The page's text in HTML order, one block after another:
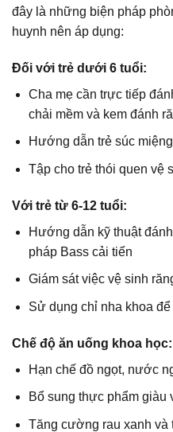
đây là những biện pháp
huynh nên áp dụng:
Đối với trẻ dưới 6 tuổi:
Cha mẹ cần trực tiếp
chải mềm và kem đánh
Hướng dẫn trẻ súc
Tập cho trẻ thói quen vệ
Với trẻ từ 6-12 tuổi:
Hướng dẫn kỹ thuật
pháp Bass cải tiến
Giám sát việc vệ sinh
Sử dụng chỉ nha khoa
Chế độ ăn uống khoa học:
Hạn chế đồ ngọt, nước
Bổ sung thực phẩm giàu
Tăng cường rau xanh